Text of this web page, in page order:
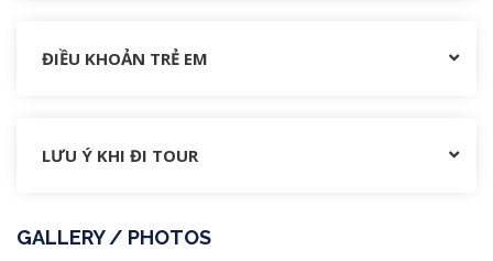
ĐIỀU KHOẢN TRẺ EM
LƯU Ý KHI ĐI TOUR
GALLERY / PHOTOS